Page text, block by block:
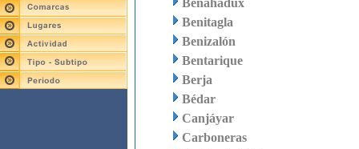
Benahadux
Benitagla
Benizalón
Bentarique
Berja
Bédar
Canjáyar
Carboneras